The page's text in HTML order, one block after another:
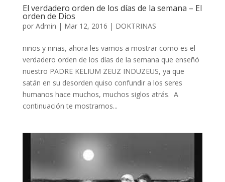
El verdadero orden de los días de la semana – El
orden de Dios
por Admin | Mar 12, 2016 | DOKTRINAS
niños y niñas, ahora les vamos a mostrar como es el
verdadero orden de los días de la semana que enseñó
nuestro PADRE KELIUM ZEUZ INDUZEUS, ya que
satán en su desorden quiso confundir a los seres
humanos hace muchos, muchos siglos atrás. A
continuación te mostramos...